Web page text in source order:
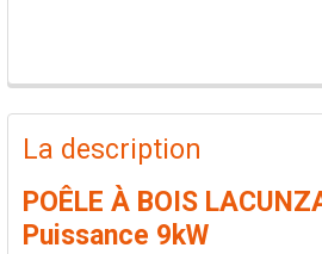
PRODUITS
FRÉQUEMMENT
ACHETÉS
La description
POÊLE À BOIS
Puissance 9kW